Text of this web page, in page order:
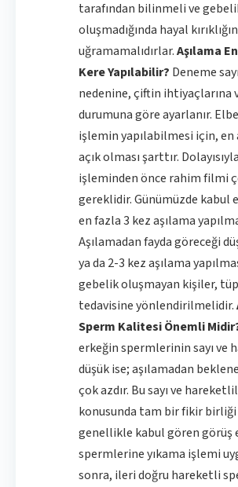
tarafından bilinmeli ve
oluşmadığında hayal
uğramamalıdırlar.Aşılama
Kere Yapılabilir? Deneme
nedenine, çiftin ihtiyaçlarına
durumuna göre ayarlanır.
işlemin yapılabilmesi için,
açık olması şarttır.
işleminden önce rahim filmi
gereklidir. Günümüzde kabul
en fazla 3 kez aşılama
Aşılamadan fayda göreceği
ya da 2-3 kez aşılama
gebelik oluşmayan kişiler,
tedavisine yönlendirilmelidir.
Sperm Kalitesi Önemli
erkeğin spermlerinin sayı ve
düşük ise; aşılamadan
çok azdır. Bu sayı ve
konusunda tam bir fikir birliği
genellikle kabul gören görüş
spermlerine yıkama işlemi
sonra, ileri doğru hareketli